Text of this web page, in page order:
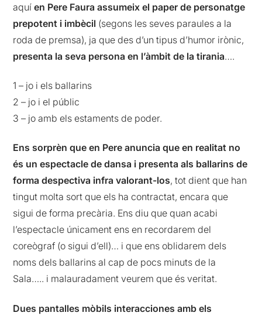
aquíen Pere Faura assumeix el paper de personatge
prepotent i imbècil (segons les seves paraules a la
roda de premsa), ja que des d’un tipus d’humor irònic,
presenta la seva persona en l’àmbit de la tirania….
1 – jo i els ballarins
2 – jo i el públic
3 – jo amb els estaments de poder.
Ens sorprèn que en Pere anuncia que en realitat no
és un espectacle de dansa i presenta als ballarins de
forma despectiva infra valorant-los, tot dient que han
tingut molta sort que els ha contractat, encara que
sigui de forma precària. Ens diu que quan acabi
l’espectacle únicament ens en recordarem del
coreògraf (o sigui d’ell)… i que ens oblidarem dels
noms dels ballarins al cap de pocs minuts de la
Sala….. i malauradament veurem que és veritat.
Dues pantalles mòbils interacciones amb els